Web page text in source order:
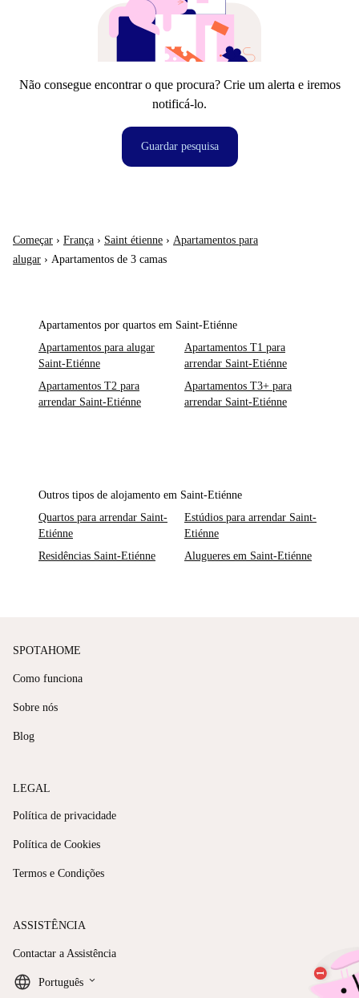
Não consegue encontrar o que procura? Crie um alerta e iremos
notificá-lo.
Guardar pesquisa
Começar › França › Saint étienne › Apartamentos para
alugar › Apartamentos de 3 camas
Apartamentos por quartos em Saint-Etiénne
Apartamentos para alugar
Saint-Etiénne
Apartamentos T1 para
arrendar Saint-Etiénne
Apartamentos T2 para
arrendar Saint-Etiénne
Apartamentos T3+ para
arrendar Saint-Etiénne
Outros tipos de alojamento em Saint-Etiénne
Quartos para arrendar Saint-
Etiénne
Estúdios para arrendar Saint-
Etiénne
Residências Saint-Etiénne
Alugueres em Saint-Etiénne
SPOTAHOME
Como funciona
Sobre nós
Blog
LEGAL
Política de privacidade
Política de Cookies
Termos e Condições
ASSISTÊNCIA
Contactar a Assistência
Português keyboard_arrow_down